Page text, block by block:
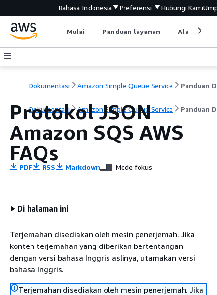
Bahasa Indonesia Preferensi Hubungi Kami
Mulai Panduan layanan Alat
Dokumentasi Amazon Simple Queue Service
Dokumentasi Amazon Simple Queue Service Panduan
Protokol JSON
Amazon SQS AWS
FAQs
PDF RSS Markdown Mode fokus
Di halaman ini
Terjemahan disediakan oleh mesin penerjemah. Jika
konten terjemahan yang diberikan bertentangan
dengan versi bahasa Inggris aslinya, utamakan versi
bahasa Inggris.
Terjemahan disediakan oleh mesin penerjemah. Jika